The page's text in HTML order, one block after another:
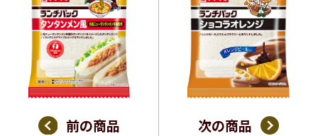
前の商品 次の商品